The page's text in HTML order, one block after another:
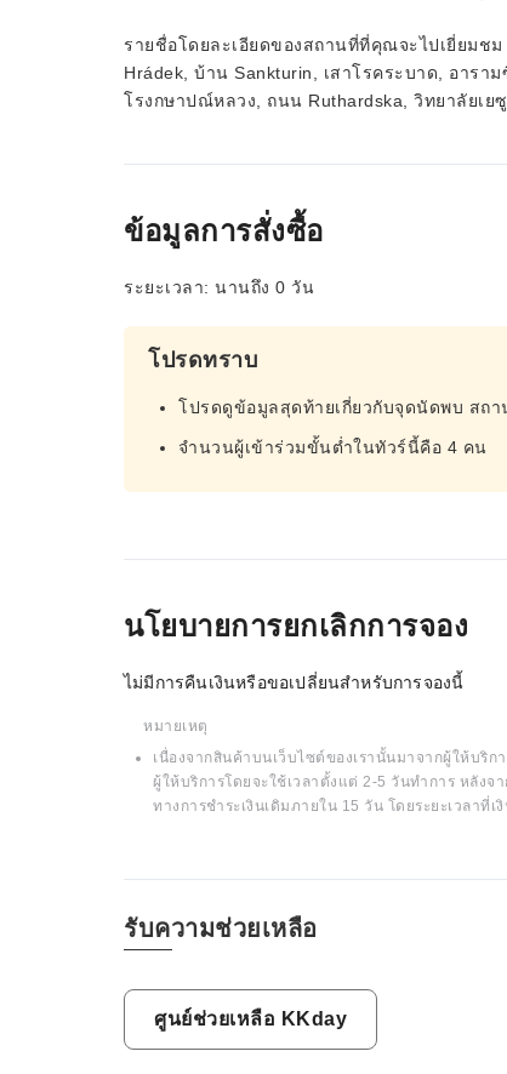
รายชื่อโดยละเอียดของสถานที่ที่คุณจะไปเยี่ยมชม
Hrádek, บ้าน Sankturin, เสาโรคระบาด, อารา
โรงกษาปณ์หลวง, ถนน Ruthardska, วิทยาลัยเย
ข้อมูลการสั่งซื้อ
ระยะเวลา: นานถึง 0 วัน
โปรดทราบ
โปรดดูข้อมูลสุดท้ายเกี่ยวกับจุดนัดพบ สถ
จำนวนผู้เข้าร่วมขั้นต่ำในทัวร์นี้คือ 4 คน
นโยบายการยกเลิกการจอง
ไม่มีการคืนเงินหรือขอเปลี่ยนสำหรับการจองนี้
หมายเหตุ
เนื่องจากสินค้าบนเว็บไซต์ของเรานั้นมาจากผู้ให้บริ
ผู้ให้บริการโดยจะใช้เวลาตั้งแต่ 2-5 วันทำการ หลังจ
ทางการชำระเงินเดิมภายใน 15 วัน โดยระยะเวลา
รับความช่วยเหลือ
ศูนย์ช่วยเหลือ KKday